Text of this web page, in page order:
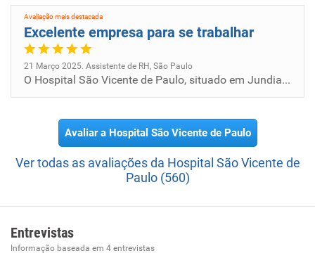
Missão:
Realizar um atendimento de excelência, integrado ao
ensino e à pesquisa, cuidando da nossa comunidade com
amor e afeto.
Avaliação mais destacada
Excelente empresa para se trabalhar
21 Março 2025. Assistente de RH, São Paulo
O Hospital São Vicente de Paulo, situado em Jundiaí, é uma excelente empresa para se trabalhar. Além de prestar um aten...
Avaliar a Hospital São Vicente de Paulo
Ver todas as avaliações da Hospital São Vicente de
Paulo (560)
Entrevistas
Informação baseada em 4 entrevistas